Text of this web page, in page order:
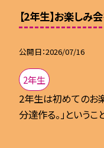
【2年生】お楽しみ
公開日 2026/07/16
2年生
2年生は初めてのお
分達作る。」というこ